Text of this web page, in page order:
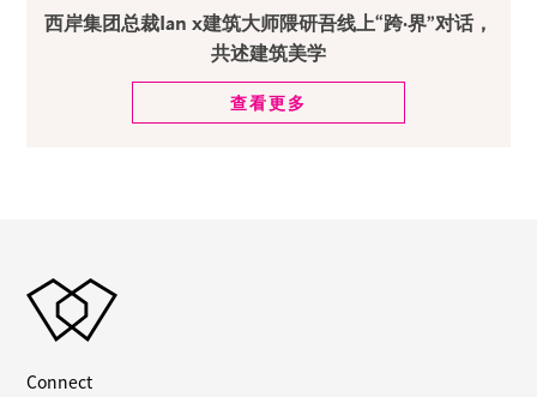
西岸集团总裁Ian x建筑大师隈研吾线上“跨·界”对话，
共述建筑美学
查看更多
Connect